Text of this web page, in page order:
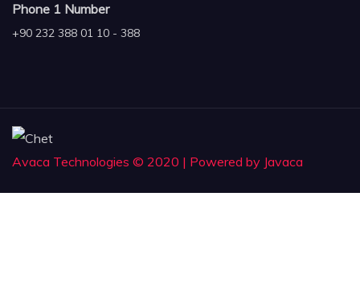
Phone 1 Number
+90 232 388 01 10 - 388
Avaca Technologies © 2020 | Powered by Javaca